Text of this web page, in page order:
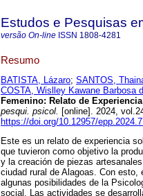
Estudos e Pesquisas
versão On-line ISSN 1808-4281
Resumo
BATISTA, Lázaro; SANTOS,
COSTA, Wislley Kawane Barbosa
Femenino: Relato de
pesqui. psicol. [online]. 2024,
https://doi.org/10.12957/
Este es un relato de experiencia
que tuvieron como objetivo la
y la creación de piezas
ciudad rural de Alagoas. Con
algunas posibilidades de la
social. Las actividades se